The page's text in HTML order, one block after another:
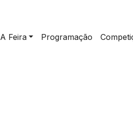
A Feira Programação